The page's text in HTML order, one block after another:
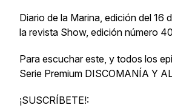
Diario de la Marina, edición del 16
la revista Show, edición número
Para escuchar este, y todos los
Serie Premium DISCOMANÍA Y
¡SUSCRÍBETE!: